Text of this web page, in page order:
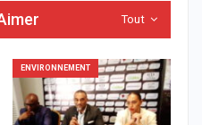
Tout
ENVIRONNEMENT